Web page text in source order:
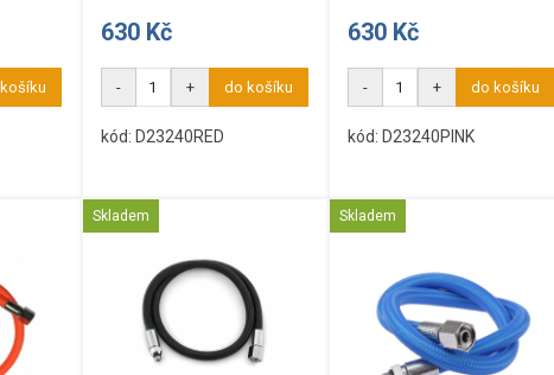
630 Kč
- + do košíku
kód: D23240RED
630 Kč
- + do košíku
kód: D23240PINK
Skladem Skladem